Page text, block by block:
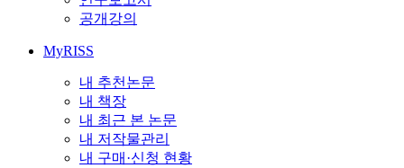
공개강의
MyRISS
내 추천논문
내 책장
내 최근 본 논문
내 저작물관리
내 구매·신청 현황